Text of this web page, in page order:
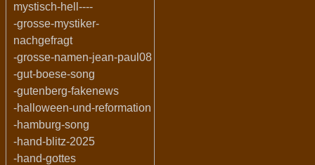
mystisch-hell----
-grosse-mystiker-
nachgefragt
-grosse-namen-jean-paul08
-gut-boese-song
-gutenberg-fakenews
-halloween-und-reformation
-hamburg-song
-hand-blitz-2025
-hand-gottes